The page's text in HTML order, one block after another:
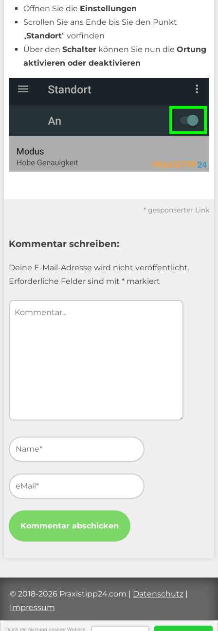
Durch die Nutzung unserer Website
Öffnen Sie die Einstellungen
Scrollen Sie ans Ende bis Sie den Punkt
„Standort“ vorfinden
Über den Schalter können Sie nun die Ortung
aktivieren oder deaktivieren
* gesponserter Link
Kommentar schreiben:
Deine E-Mail-Adresse wird nicht veröffentlicht.
Erforderliche Felder sind mit * markiert
© 2018-2026 Praxistipp24.com | Datenschutz |
Impressum